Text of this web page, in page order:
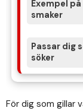
För dig som gillar